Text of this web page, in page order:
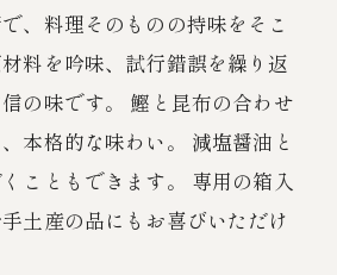
、料理そのものの持味をそこ
料を吟味、試行錯誤を繰り返
の味です。 鰹と昆布の合わせ
本格的な味わい。 減塩醤油と
こともできます。 専用の箱入
土産の品にもお喜びいただけ